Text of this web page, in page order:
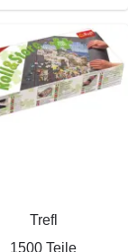
Trefl
1500 Teile